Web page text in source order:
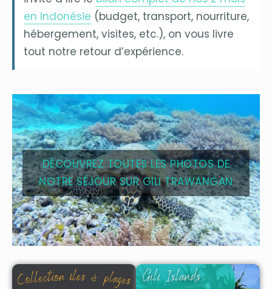
en Indonésie (budget, transport, nourriture,
hébergement, visites, etc.), on vous livre
tout notre retour d’expérience.
DÉCOUVREZ TOUTES LES PHOTOS DE
NOTRE SÉJOUR SUR GILI TRAWANGAN